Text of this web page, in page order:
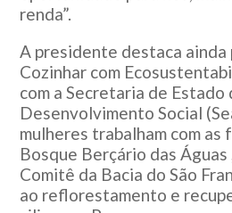
renda”.
A presidente destaca ainda
Cozinhar com
com a Secretaria de Estado
Desenvolvimento Social
mulheres trabalham com as
Bosque Berçário das Águas
Comitê da Bacia do São
ao reflorestamento e